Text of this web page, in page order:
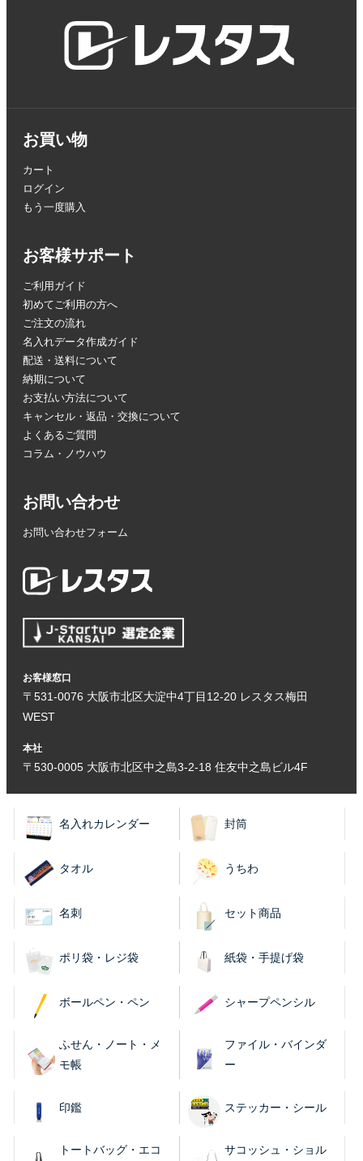
お買い物
カート
ログイン
もう一度購入
お客様サポート
ご利用ガイド
初めてご利用の方へ
ご注文の流れ
名入れデータ作成ガイド
配送・送料について
納期について
お支払い方法について
キャンセル・返品・交換について
よくあるご質問
コラム・ノウハウ
お問い合わせ
お問い合わせフォーム
お客様窓口
〒531-0076 大阪市北区大淀中4丁目12-20 レスタス梅田
WEST
本社
〒530-0005 大阪市北区中之島3-2-18 住友中之島ビル4F
名入れカレンダー 封筒
タオル うちわ
名刺 セット商品
ポリ袋・レジ袋 紙袋・手提げ袋
ボールペン・ペン シャープペンシル
ふせん・ノート・メ
モ帳
ファイル・バインダ
ー
印鑑 ステッカー・シール
トートバッグ・エコ
サコッシュ・ショル